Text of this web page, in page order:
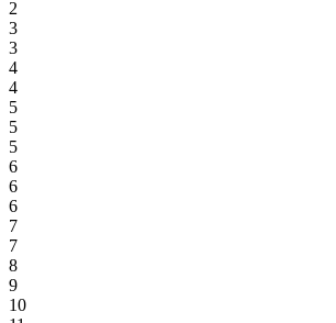
2
3
3
4
4
5
5
5
6
6
6
7
7
8
9
10